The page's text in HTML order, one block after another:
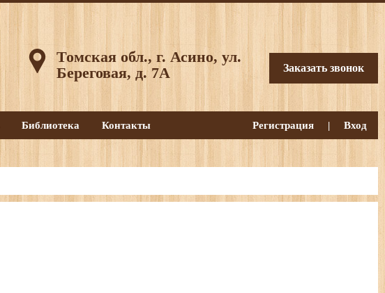
Библиотека Контакты Регистрация | Вход
Томская обл., г. Асино, ул.
Береговая, д. 7А
Заказать звонок